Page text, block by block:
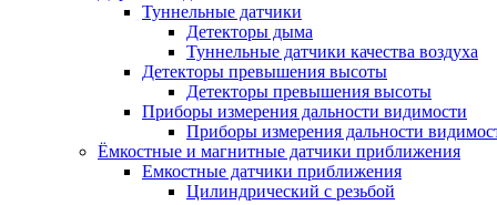
Туннельные датчики
Детекторы дыма
Туннельные датчики качества воздуха
Детекторы превышения высоты
Детекторы превышения высоты
Приборы измерения дальности видимости
Приборы измерения дальности
Ёмкостные и магнитные датчики приближения
Емкостные датчики приближения
Цилиндрический с резьбой